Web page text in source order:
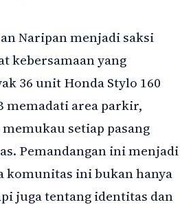
Naripan menjadi saksi
kebersamaan yang
36 unit Honda Stylo 160
memadati area parkir,
setiap pasang
Pemandangan ini menjadi
komunitas ini bukan hanya
juga tentang identitas dan